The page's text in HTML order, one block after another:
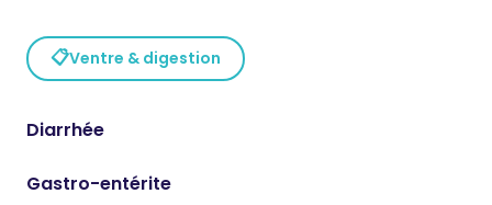
📋Ventre & digestion
Diarrhée
Gastro-entérite